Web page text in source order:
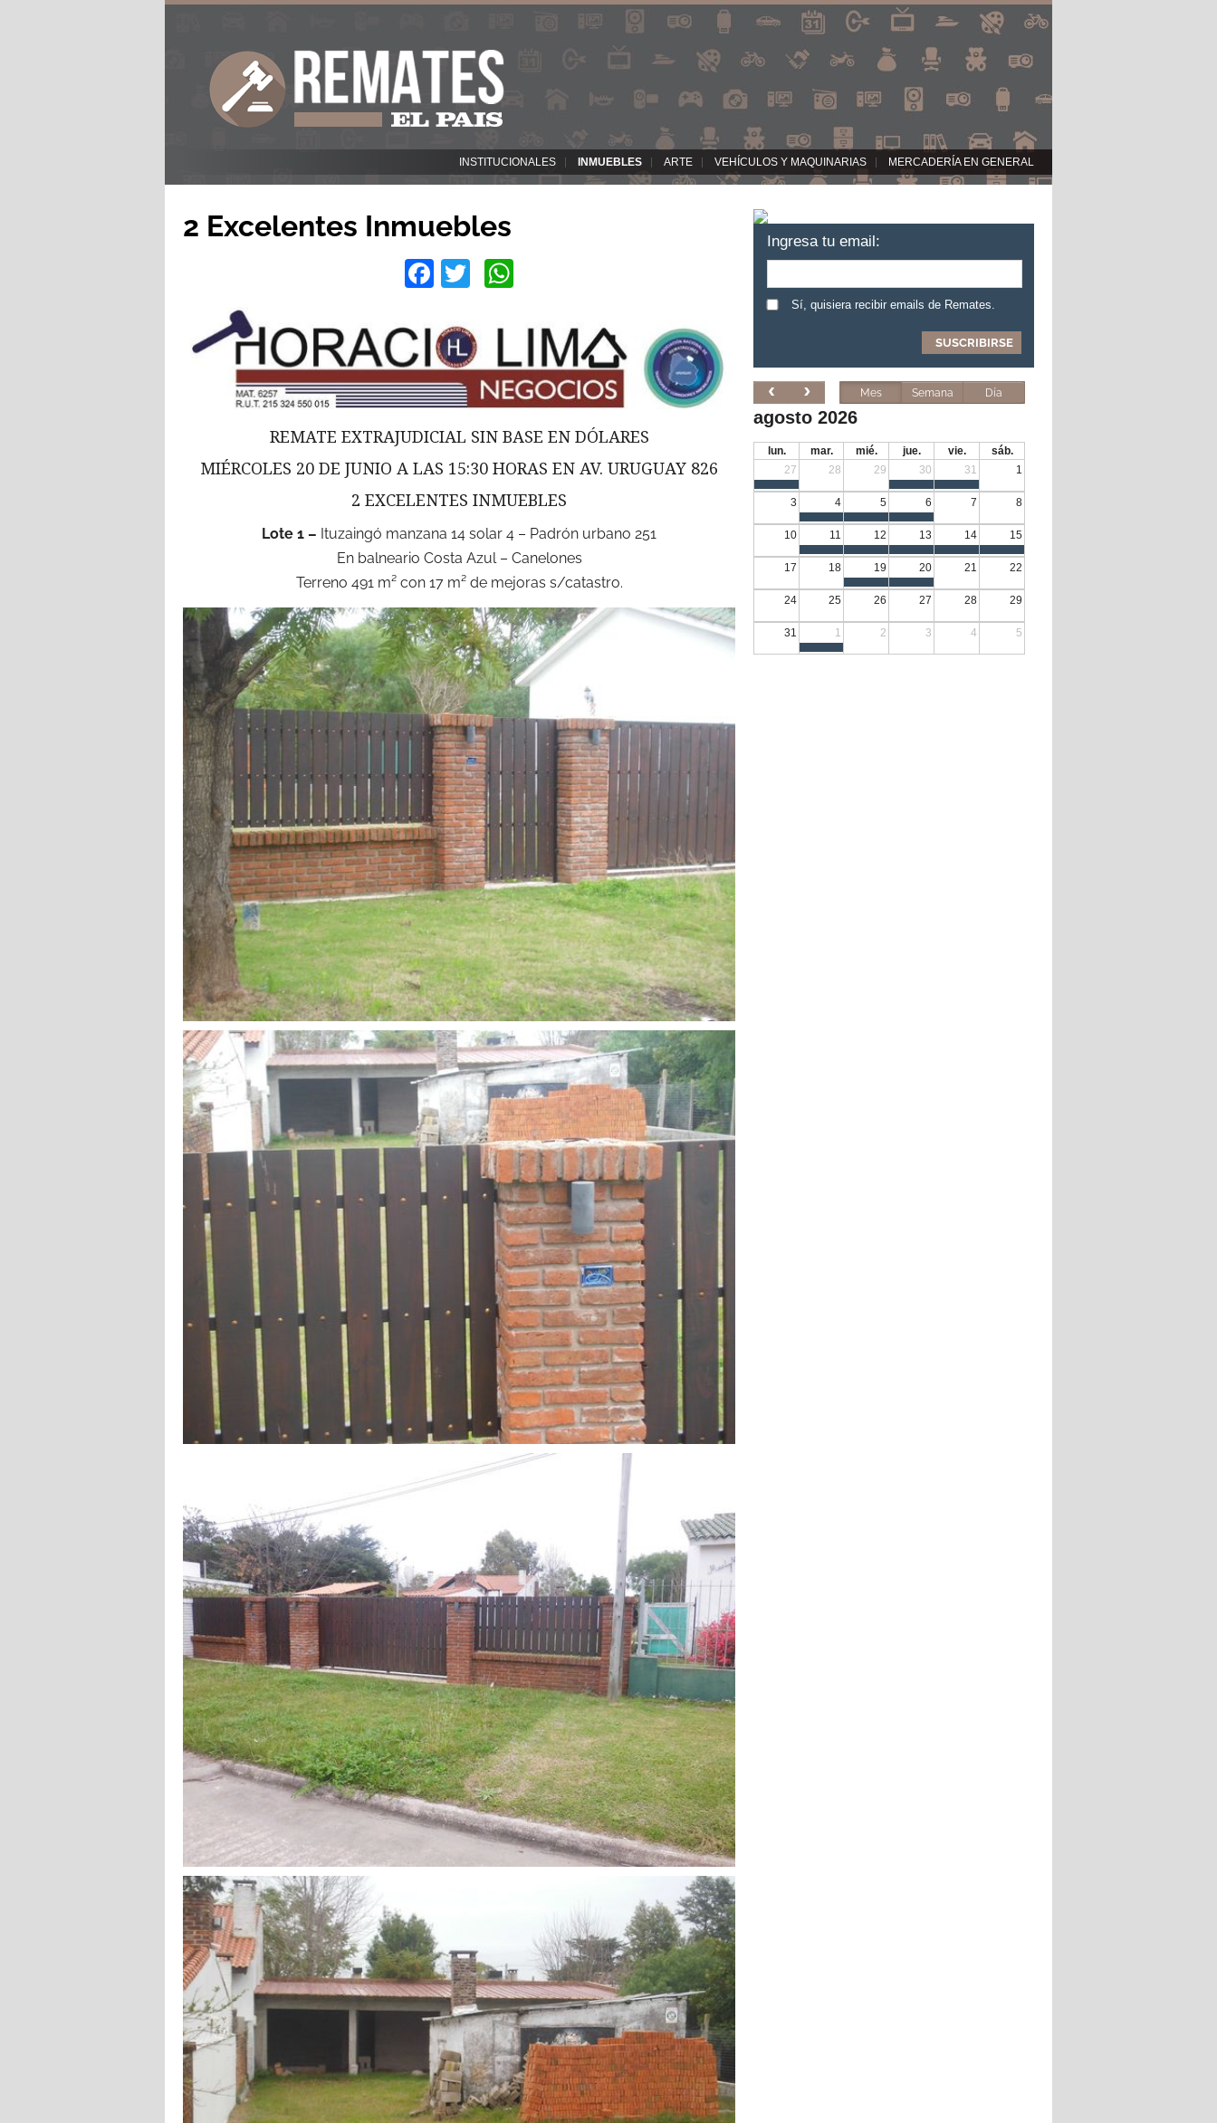
INSTITUCIONALES INMUEBLES ARTE VEHÍCULOS Y MAQUINARIAS MERCADERÍA EN GENERAL
2 Excelentes Inmuebles
Facebook
Twitter
REMATE EXTRAJUDICIAL SIN BASE EN DÓLARES
MIÉRCOLES 20 DE JUNIO A LAS 15:30 HORAS EN AV. URUGUAY 826
2 EXCELENTES INMUEBLES
Lote 1 – Ituzaingó manzana 14 solar 4 – Padrón urbano 251
En balneario Costa Azul – Canelones
Terreno 491 m² con 17 m² de mejoras s/catastro.
Ingresa tu email:
Sí, quisiera recibir emails de Remates.
Mes Semana Día
agosto 2026
lun. mar. mié. jue. vie.
sáb.
27
28 29 30 31 1
3 4 5 6 7 8
10 11 12 13 14 15
17 18 19 20 21 22
24 25 26 27 28 29
31 1 2 3 4 5